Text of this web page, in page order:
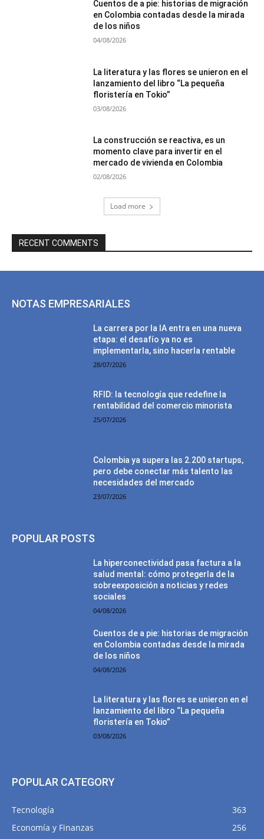
Cuentos de a pie: historias de migración
en Colombia contadas desde la mirada
de los niños
04/08/2026
La literatura y las flores se unieron en el
lanzamiento del libro “La pequeña
floristería en Tokio”
03/08/2026
La construcción se reactiva, es un
momento clave para invertir en el
mercado de vivienda en Colombia
02/08/2026
Load more
RECENT COMMENTS
NOTAS EMPRESARIALES
La carrera por la IA entra en una nueva
etapa: el desafío ya no es
implementarla, sino hacerla rentable
28/07/2026
RFID: la tecnología que redefine la
rentabilidad del comercio minorista
25/07/2026
Colombia ya supera las 2.200 startups,
pero debe conectar más talento las
necesidades del mercado
23/07/2026
POPULAR POSTS
La hiperconectividad pasa factura a la
salud mental: cómo protegerla de la
sobreexposición a noticias y redes
sociales
04/08/2026
Cuentos de a pie: historias de migración
en Colombia contadas desde la mirada
de los niños
04/08/2026
La literatura y las flores se unieron en el
lanzamiento del libro “La pequeña
floristería en Tokio”
03/08/2026
POPULAR CATEGORY
Tecnología
363
Economía y Finanzas
256